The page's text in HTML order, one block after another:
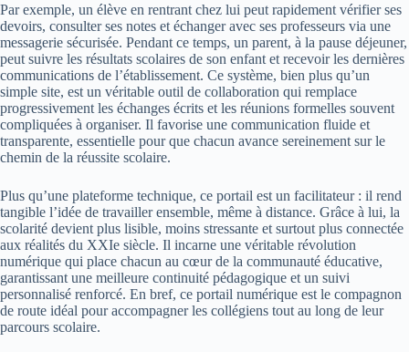
Par exemple, un élève en rentrant chez lui peut rapidement vérifier ses
devoirs, consulter ses notes et échanger avec ses professeurs via une
messagerie sécurisée. Pendant ce temps, un parent, à la pause déjeuner,
peut suivre les résultats scolaires de son enfant et recevoir les dernières
communications de l’établissement. Ce système, bien plus qu’un
simple site, est un véritable outil de collaboration qui remplace
progressivement les échanges écrits et les réunions formelles souvent
compliquées à organiser. Il favorise une communication fluide et
transparente, essentielle pour que chacun avance sereinement sur le
chemin de la réussite scolaire.
Plus qu’une plateforme technique, ce portail est un facilitateur : il rend
tangible l’idée de travailler ensemble, même à distance. Grâce à lui, la
scolarité devient plus lisible, moins stressante et surtout plus connectée
aux réalités du XXIe siècle. Il incarne une véritable révolution
numérique qui place chacun au cœur de la communauté éducative,
garantissant une meilleure continuité pédagogique et un suivi
personnalisé renforcé. En bref, ce portail numérique est le compagnon
de route idéal pour accompagner les collégiens tout au long de leur
parcours scolaire.